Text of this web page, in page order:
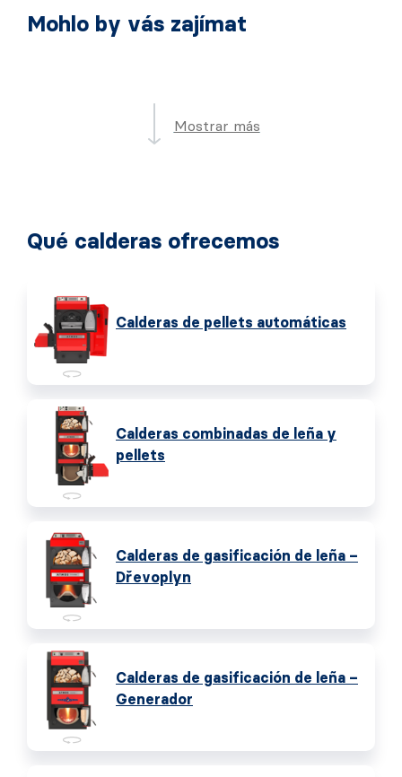
Mohlo by vás zajímat
Mostrar más
Qué calderas ofrecemos
Calderas de pellets automáticas
Calderas combinadas de leña y
pellets
Calderas de gasificación de leña –
Dřevoplyn
Calderas de gasificación de leña –
Generador